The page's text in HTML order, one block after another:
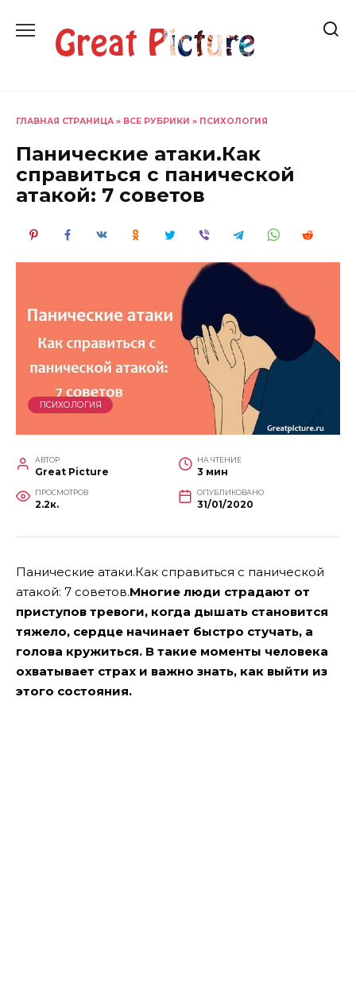
содержанию
ГЛАВНАЯ СТРАНИЦА » ВСЕ РУБРИКИ » ПСИХОЛОГИЯ
Панические атаки.Как
справиться с панической
атакой: 7 советов
ПСИХОЛОГИЯ
АВТОР
Great Picture
НА ЧТЕНИЕ
3 мин
ПРОСМОТРОВ
2.2к.
ОПУБЛИКОВАНО
31/01/2020
Панические атаки.Как справиться с панической
атакой: 7 советов.Многие люди страдают от
приступов тревоги, когда дышать становится
тяжело, сердце начинает быстро стучать, а
голова кружиться. В такие моменты человека
охватывает страх и важно знать, как выйти из
этого состояния.